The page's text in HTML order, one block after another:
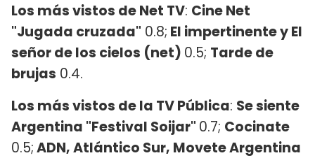
Los más vistos de Net TV: Cine Net
"Jugada cruzada" 0.8; El impertinente y El
señor de los cielos (net) 0.5; Tarde de
brujas 0.4.
Los más vistos de la TV Pública: Se siente
Argentina "Festival Soijar" 0.7; Cocinate
0.5;ADN, Atlántico Sur, Movete Argentina